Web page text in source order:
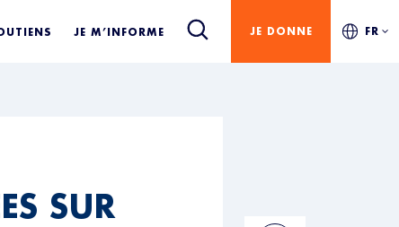
JE M’INFORME JE DONNE FR
SUR